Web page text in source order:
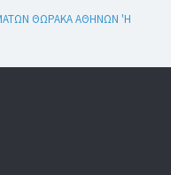
ΘΩΡΑΚΑ ΑΘΗΝΩΝ 'Η